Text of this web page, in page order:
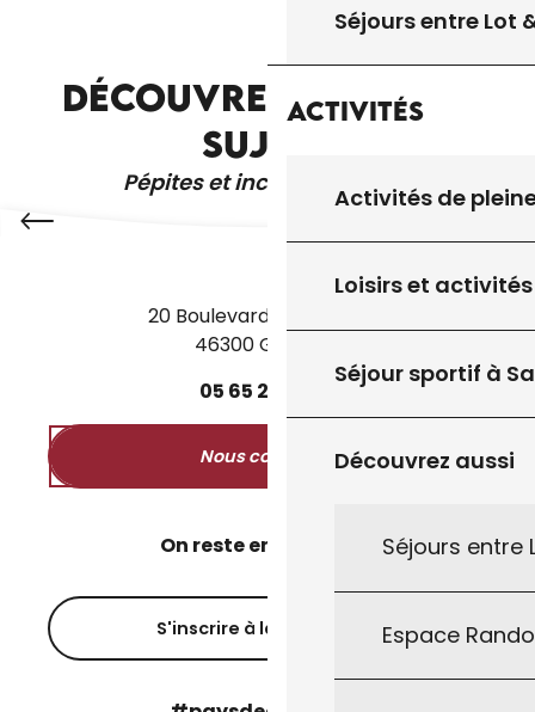
Séjours entre Lot
Activités
Activités de
Loisirs et activités
Séjour sportif à
Découvrez aussi
Séjours entre
Espace
DÉCOUVREZ D'AUTRES
SUJETS
Pépites et incontournables
LA BOUTIQUE
20 Boulevard des Martyrs
46300 Gourdon
05 65 27
Nous contacter
On reste en contact ?
S'inscrire à la newsletter